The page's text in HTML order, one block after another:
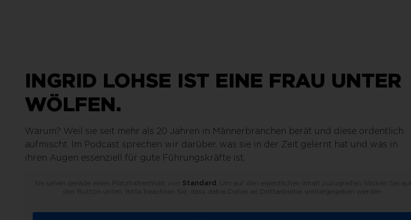
INGRID LOHSE IST EINE FRAU UNTER
WÖLFEN.
Warum? Weil sie seit mehr als 20 Jahren in Männerbranchen berät und diese ordentlich
aufmischt. Im Podcast sprechen wir darüber, was sie in der Zeit gelernt hat und was in
ihren Augen essenziell für gute Führungskräfte ist.
Sie sehen gerade einen Platzhalterinhalt von Standard . Um auf den eigentlichen Inhalt zuzugreifen, klicken Sie auf
den Button unten. Bitte beachten Sie, dass dabei Daten an Drittanbieter weitergegeben werden.